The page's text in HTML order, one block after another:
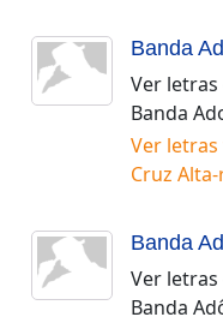
Banda
Ver
Banda
Ver
Cruz
Banda
Ver
Banda